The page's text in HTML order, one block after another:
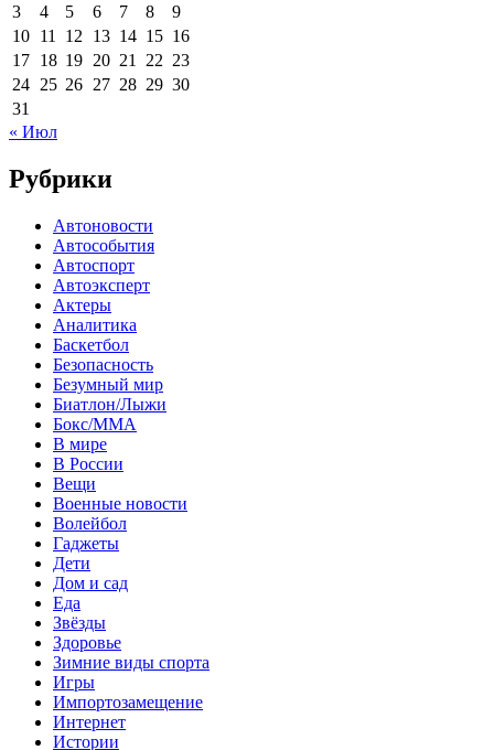
3
4 5 6 7 8
9
10 11 12 13 14 15 16
17 18 19 20 21 22 23
24 25 26 27 28 29 30
31
« Июл
Рубрики
Автоновости
Автособытия
Автоспорт
Автоэксперт
Актеры
Аналитика
Баскетбол
Безопасность
Безумный мир
Биатлон/Лыжи
Бокс/MMA
В мире
В России
Вещи
Военные новости
Волейбол
Гаджеты
Дети
Дом и сад
Еда
Звёзды
Здоровье
Зимние виды спорта
Игры
Импортозамещение
Интернет
Истории